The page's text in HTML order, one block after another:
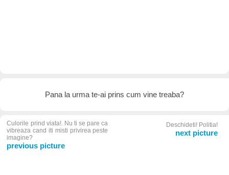
Pana la urma te-ai prins cum vine treaba?
Culorile prind viata!. Nu ti se pare ca
vibreaza cand iti misti privirea peste
imagine?
previous picture
Deschideti! Politia!
next picture